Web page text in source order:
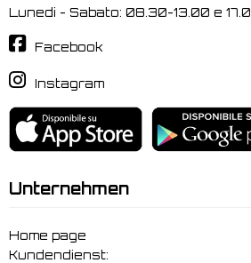
Lunedi - Sabato: 08.30-13.00 e
Facebook
Instagram
Unternehmen
Home page
Kundendienst: